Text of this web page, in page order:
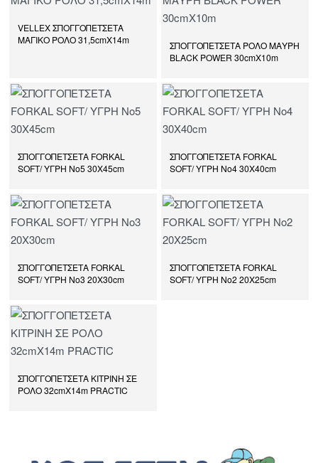
VELLEX ΣΠΟΓΓΟΠΕΤΣΕΤΑ
ΜΑΓΙΚΟ ΡΟΛΟ 31,5cmX14m
ΣΠΟΓΓΟΠΕΤΣΕΤΑ ΡΟΛΟ ΜΑΥΡΗ
BLACK POWER 30cmX10m
ΣΠΟΓΓΟΠΕΤΣΕΤΑ FORKAL
SOFT/ ΥΓΡΗ Νο5 30Χ45cm
ΣΠΟΓΓΟΠΕΤΣΕΤΑ FORKAL
SOFT/ ΥΓΡΗ Νο4 30Χ40cm
ΣΠΟΓΓΟΠΕΤΣΕΤΑ FORKAL
SOFT/ ΥΓΡΗ Νο3 20Χ30cm
ΣΠΟΓΓΟΠΕΤΣΕΤΑ FORKAL
SOFT/ ΥΓΡΗ Νο2 20Χ25cm
ΣΠΟΓΓΟΠΕΤΣΕΤΑ ΚΙΤΡΙΝΗ ΣΕ
ΡΟΛΟ 32cmΧ14m PRACTIC